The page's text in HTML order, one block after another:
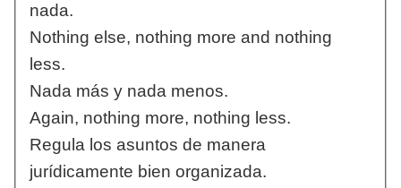
nada.
Nothing else, nothing more and nothing
less.
Nada más y nada menos.
Again, nothing more, nothing less.
Regula los asuntos de manera
jurídicamente bien organizada.